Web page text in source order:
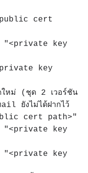
cert
"<private key
key
ใหม่ (ชุด 2 เวอร์ชัน
ยังไม่ได้ฝากไว้
cert path>"
"<private key
"<private key